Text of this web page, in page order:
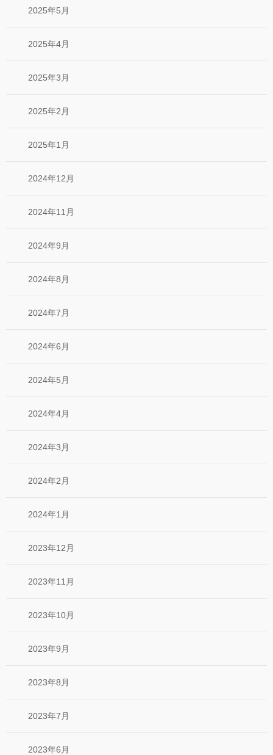
2025年5月
2025年4月
2025年3月
2025年2月
2025年1月
2024年12月
2024年11月
2024年9月
2024年8月
2024年7月
2024年6月
2024年5月
2024年4月
2024年3月
2024年2月
2024年1月
2023年12月
2023年11月
2023年10月
2023年9月
2023年8月
2023年7月
2023年6月